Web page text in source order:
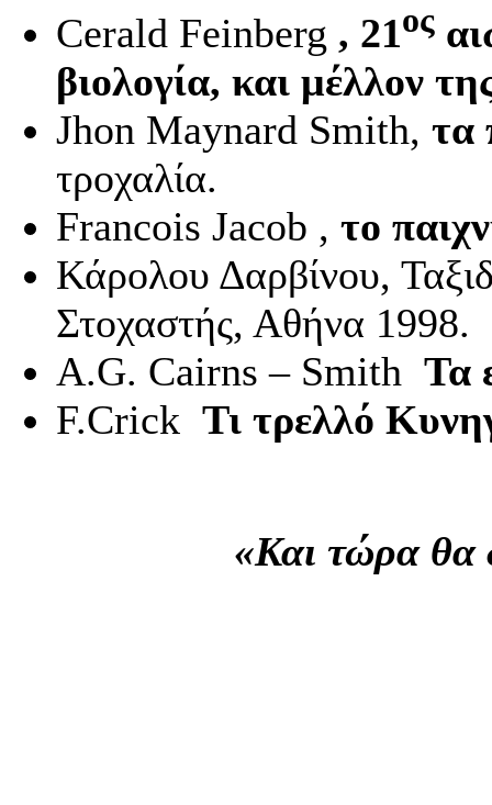
Cerald Feinberg , 21ος
βιολογία, και μέλλον
Jhon Maynard Smith, τα
τροχαλία.
Francois Jacob , το
Κάρολου Δαρβίνου,
Στοχαστής, Αθήνα 1998.
A.G. Cairns – Smith Τα
F.Crick Τι τρελλό
«Και τώρα θα